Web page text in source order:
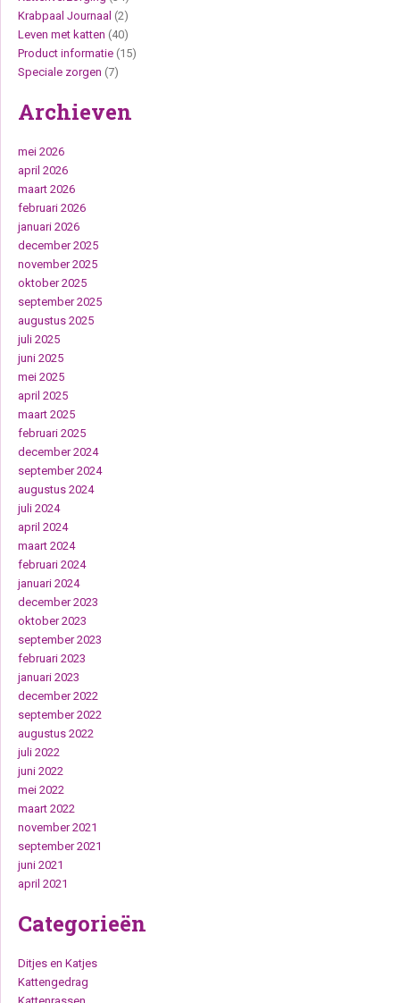
Krabpaal Journaal (2)
Leven met katten (40)
Product informatie (15)
Speciale zorgen (7)
Archieven
mei 2026
april 2026
maart 2026
februari 2026
januari 2026
december 2025
november 2025
oktober 2025
september 2025
augustus 2025
juli 2025
juni 2025
mei 2025
april 2025
maart 2025
februari 2025
december 2024
september 2024
augustus 2024
juli 2024
april 2024
maart 2024
februari 2024
januari 2024
december 2023
oktober 2023
september 2023
februari 2023
januari 2023
december 2022
september 2022
augustus 2022
juli 2022
juni 2022
mei 2022
maart 2022
november 2021
september 2021
juni 2021
april 2021
Categorieën
Ditjes en Katjes
Kattengedrag